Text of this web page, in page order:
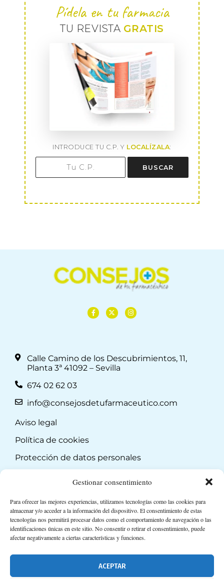
Gestionar consentimiento
Para ofrecer las mejores experiencias, utilizamos tecnologías como las cookies para
almacenar y/o acceder a la información del dispositivo. El consentimiento de estas
tecnologías nos permitirá procesar datos como el comportamiento de navegación o las
identificaciones únicas en este sitio. No consentir o retirar el consentimiento, puede
afectar negativamente a ciertas características y funciones.
ACEPTAR
Pídela en tu farmacia
TU REVISTA GRATIS
INTRODUCE TU C.P. Y LOCALÍZALA:
BUSCAR
Calle Camino de los Descubrimientos, 11,
Planta 3ª 41092 – Sevilla
674 02 62 03
info@consejosdetufarmaceutico.com
Aviso legal
Política de cookies
Protección de datos personales